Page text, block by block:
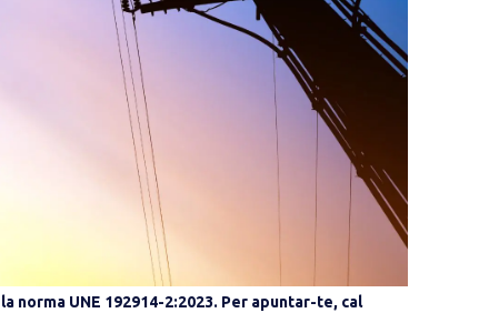
norma UNE 192914-2:2023. Per apuntar-te, cal